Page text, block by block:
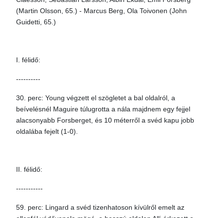
(Martin Olsson, 65.) - Marcus Berg, Ola Toivonen (John
Guidetti, 65.)
I. félidő:
----------
30. perc: Young végzett el szögletet a bal oldalról, a
beívelésnél Maguire túlugrotta a nála majdnem egy fejjel
alacsonyabb Forsberget, és 10 méterről a svéd kapu jobb
oldalába fejelt (1-0).
II. félidő:
-----------
59. perc: Lingard a svéd tizenhatoson kívülről emelt az